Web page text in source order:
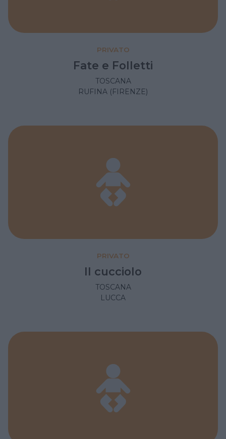
PRIVATO
Fate e Folletti
TOSCANA
RUFINA (FIRENZE)
PRIVATO
Il cucciolo
TOSCANA
LUCCA